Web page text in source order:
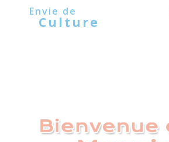
Panneau de gestion des cookies
Culture